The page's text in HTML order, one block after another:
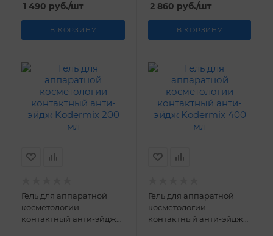
1 490 руб./шт
В КОРЗИНУ
2 860 руб./шт
В КОРЗИНУ
Гель для аппаратной
косметологии
контактный анти-эйдж
Гель для аппаратной
косметологии
контактный анти-эйдж